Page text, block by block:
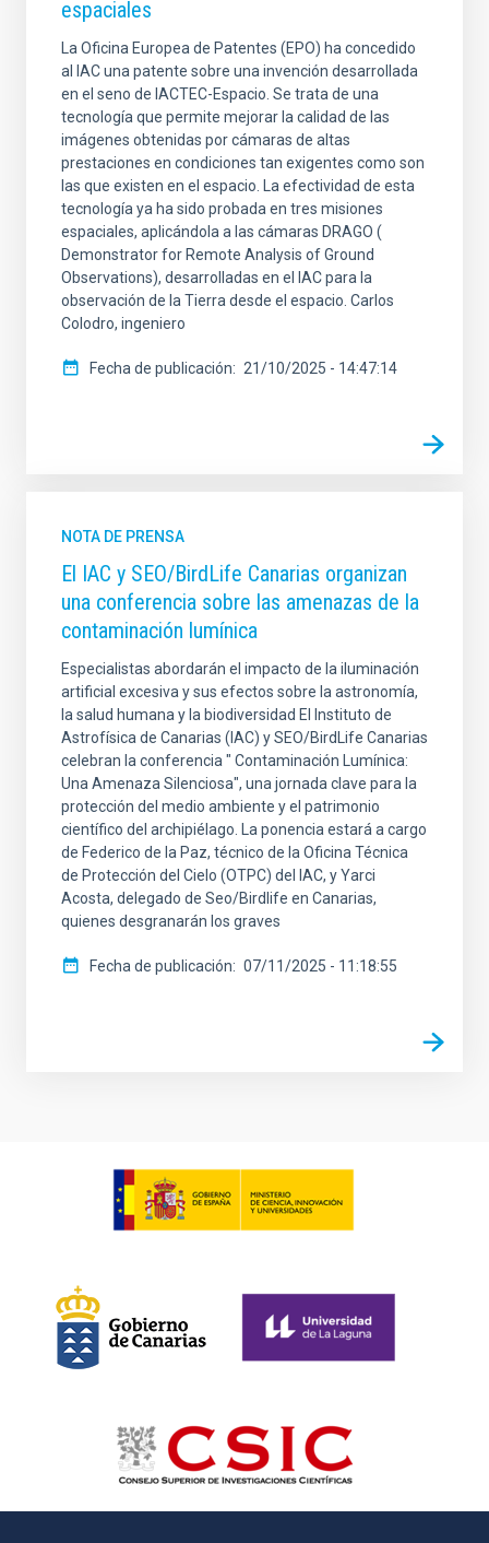
espaciales
La Oficina Europea de Patentes (EPO) ha concedido
al IAC una patente sobre una invención desarrollada
en el seno de IACTEC-Espacio. Se trata de una
tecnología que permite mejorar la calidad de las
imágenes obtenidas por cámaras de altas
prestaciones en condiciones tan exigentes como son
las que existen en el espacio. La efectividad de esta
tecnología ya ha sido probada en tres misiones
espaciales, aplicándola a las cámaras DRAGO (
Demonstrator for Remote Analysis of Ground
Observations), desarrolladas en el IAC para la
observación de la Tierra desde el espacio. Carlos
Colodro, ingeniero
Fecha de publicación 21/10/2025 - 14:47:14
NOTA DE PRENSA
El IAC y SEO/BirdLife Canarias organizan
una conferencia sobre las amenazas de la
contaminación lumínica
Especialistas abordarán el impacto de la iluminación
artificial excesiva y sus efectos sobre la astronomía,
la salud humana y la biodiversidad El Instituto de
Astrofísica de Canarias (IAC) y SEO/BirdLife Canarias
celebran la conferencia " Contaminación Lumínica:
Una Amenaza Silenciosa", una jornada clave para la
protección del medio ambiente y el patrimonio
científico del archipiélago. La ponencia estará a cargo
de Federico de la Paz, técnico de la Oficina Técnica
de Protección del Cielo (OTPC) del IAC, y Yarci
Acosta, delegado de Seo/Birdlife en Canarias,
quienes desgranarán los graves
Fecha de publicación 07/11/2025 - 11:18:55